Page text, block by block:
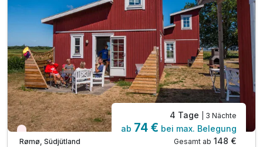
inkl. Tee-Off Geschenk
Wieder frei ab September
Rømø, Südjütland
4 Tage | 3 Nächte
ab 74 € bei max. Belegung
Gesamt ab 148 €